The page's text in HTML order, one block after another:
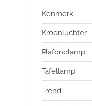
Kenmerk
Kroonluchter
Plafondlamp
Tafellamp
Trend